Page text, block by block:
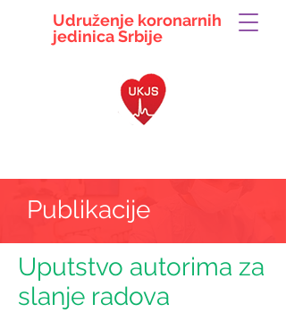
Udruženje koronarnih
jedinicaSrbije
Publikacije
Uputstvo autorima za
slanje radova